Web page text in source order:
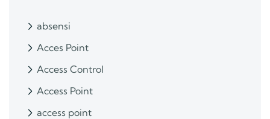
absensi
Acces Point
Access Control
Access Point
access point